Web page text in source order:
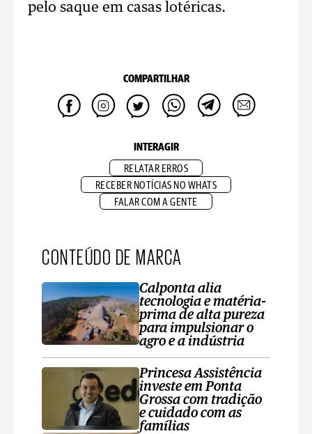
pelo saque em casas lotéricas.
COMPARTILHAR
INTERAGIR
RELATAR ERROS
RECEBER NOTÍCIAS NO WHATS
FALAR COM A GENTE
CONTEÚDO DE MARCA
Calponta alia
tecnologia e matéria-
prima de alta pureza
para impulsionar o
agro e a indústria
Princesa Assistência
investe em Ponta
Grossa com tradição
e cuidado com as
famílias